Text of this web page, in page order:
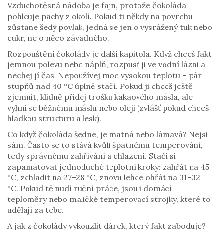
Vzduchotěsná nádoba je fajn, protože čokoláda
pohlcuje pachy z okolí. Pokud ti někdy na povrchu
zůstane šedý povlak, jedná se jen o vysrážený tuk nebo
cukr, ne o něco závadného.
Rozpouštění čokolády je další kapitola. Když chceš fakt
jemnou polevu nebo náplň, rozpusť ji ve vodní lázni a
nechej jí čas. Nepoužívej moc vysokou teplotu – pár
stupňů nad 40 °C úplně stačí. Pokud ji chceš ještě
zjemnit, klidně přidej trošku kakaového másla, ale
vyhni se běžnému máslu nebo oleji (zvlášť pokud chceš
hladkou strukturu a lesk).
Co když čokoláda šedne, je matná nebo lámavá? Nejsi
sám. Často se to stává kvůli špatnému temperování,
tedy správnému zahřívání a chlazení. Stačí si
zapamatovat jednoduché teplotní kroky: zahřát na 45
°C, zchladit na 27–28 °C, znovu lehce ohřát na 31–32
°C. Pokud tě nudí ruční práce, jsou i domácí
teploměry nebo maličké temperovací strojky, které to
udělají za tebe.
A jak z čokolády vykouzlit dárek, který fakt zaboduje?